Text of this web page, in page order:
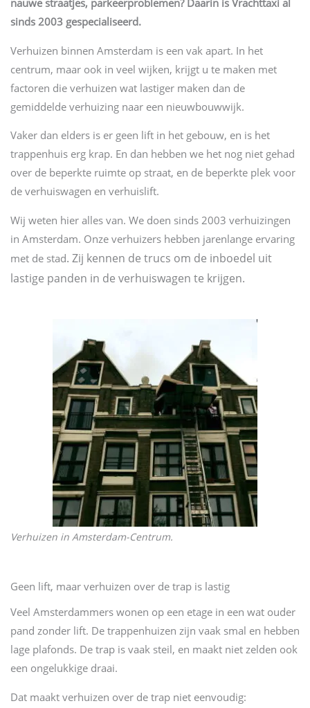
nauwe straatjes, parkeerproblemen? Daarin is Vrachttaxi al
sinds 2003 gespecialiseerd.
Verhuizen binnen Amsterdam is een vak apart. In het
centrum, maar ook in veel wijken, krijgt u te maken met
factoren die verhuizen wat lastiger maken dan de
gemiddelde verhuizing naar een nieuwbouwwijk.
Vaker dan elders is er geen lift in het gebouw, en is het
trappenhuis erg krap. En dan hebben we het nog niet gehad
over de beperkte ruimte op straat, en de beperkte plek voor
de verhuiswagen en verhuislift.
Wij weten hier alles van. We doen sinds 2003 verhuizingen
in Amsterdam. Onze verhuizers hebben jarenlange ervaring
met de stad. Zij kennen de trucs om de inboedel uit
lastige panden in de verhuiswagen te krijgen.
Verhuizen in Amsterdam-Centrum.
Geen lift, maar verhuizen over de trap is lastig
Veel Amsterdammers wonen op een etage in een wat ouder
pand zonder lift. De trappenhuizen zijn vaak smal en hebben
lage plafonds. De trap is vaak steil, en maakt niet zelden ook
een ongelukkige draai.
Dat maakt verhuizen over de trap niet eenvoudig: